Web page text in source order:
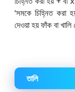
‘সমকে চিহ্নিত করা
দেওয়া হয় ফাঁক বা
তালি